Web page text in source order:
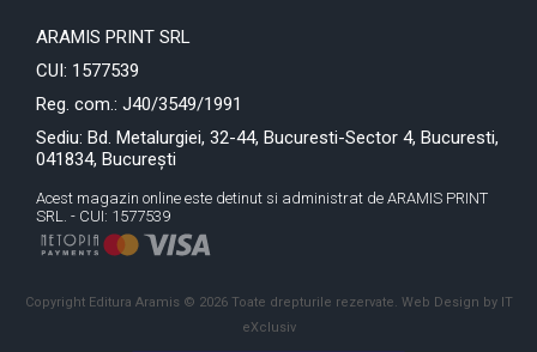
ARAMIS PRINT SRL
CUI: 1577539
Reg. com.: J40/3549/1991
Sediu: Bd. Metalurgiei, 32-44, Bucuresti-Sector 4, Bucuresti,
041834, București
Acest magazin online este detinut si administrat de ARAMIS PRINT
SRL. - CUI: 1577539
Copyright Editura Aramis © 2026 Toate drepturile rezervate. Web Design by IT
eXclusiv